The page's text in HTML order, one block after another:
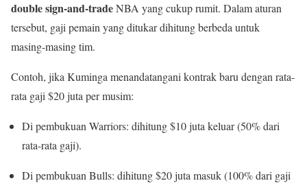
double sign-and-tradeNBA yang cukup rumit. Dalam aturan
tersebut, gaji pemain yang ditukar dihitung berbeda untuk
masing-masing tim.
Contoh, jika Kuminga menandatangani kontrak baru dengan rata-
rata gaji $20 juta per musim:
Di pembukuan Warriors: dihitung $10 juta keluar (50% dari
rata-rata gaji).
Di pembukuan Bulls: dihitung $20 juta masuk (100% dari gaji